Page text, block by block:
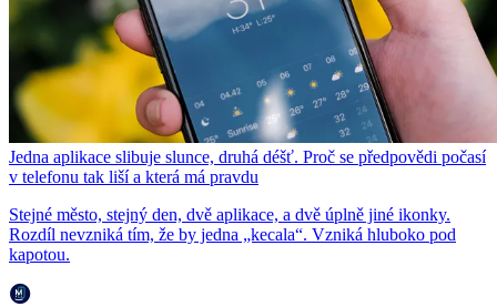
Jedna aplikace slibuje slunce, druhá déšť. Proč se předpovědi počasí
v telefonu tak liší a která má pravdu
Stejné město, stejný den, dvě aplikace, a dvě úplně jiné ikonky.
Rozdíl nevzniká tím, že by jedna „kecala“. Vzniká hluboko pod
kapotou.